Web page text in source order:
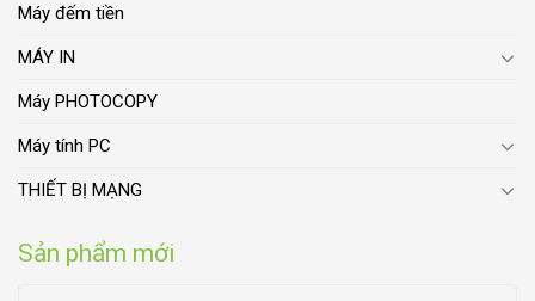
Máy đếm tiền
MÁY IN
Máy PHOTOCOPY
Máy tính PC
THIẾT BỊ MẠNG
Sản phẩm mới